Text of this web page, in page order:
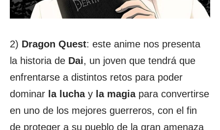
2) Dragon Quest: este anime nos presenta
la historia de Dai, un joven que tendrá que
enfrentarse a distintos retos para poder
dominar la luchay la magiapara convertirse
en uno de los mejores guerreros, con el fin
de proteger a su pueblo de la gran amenaza